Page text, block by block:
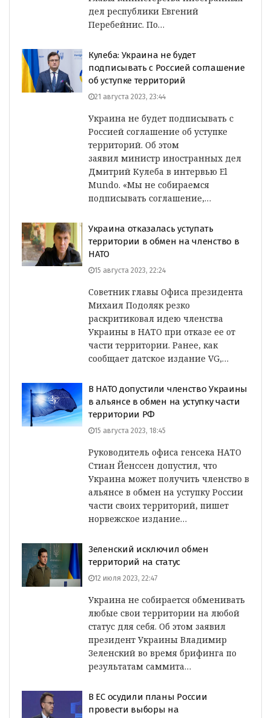
дел республики Евгений
Перебейнис. По…
Кулеба: Украина не будет
подписывать с Россией соглашение
об уступке территорий
21 августа 2023, 23:44
Украина не будет подписывать с
Россией соглашение об уступке
территорий. Об этом
заявил министр иностранных дел
Дмитрий Кулеба в интервью El
Mundo. «Мы не собираемся
подписывать соглашение,…
Украина отказалась уступать
территории в обмен на членство в
НАТО
15 августа 2023, 22:24
Советник главы Офиса президента
Михаил Подоляк резко
раскритиковал идею членства
Украины в НАТО при отказе ее от
части территории. Ранее, как
сообщает датское издание VG,…
В НАТО допустили членство Украины
в альянсе в обмен на уступку части
территории РФ
15 августа 2023, 18:45
Руководитель офиса генсека НАТО
Стиан Йенссен допустил, что
Украина может получить членство в
альянсе в обмен на уступку России
части своих территорий, пишет
норвежское издание…
Зеленский исключил обмен
территорий на статус
12 июля 2023, 22:47
Украина не собирается обменивать
любые свои территории на любой
статус для себя. Об этом заявил
президент Украины Владимир
Зеленский во время брифинга по
результатам саммита…
В ЕС осудили планы России
провести выборы на